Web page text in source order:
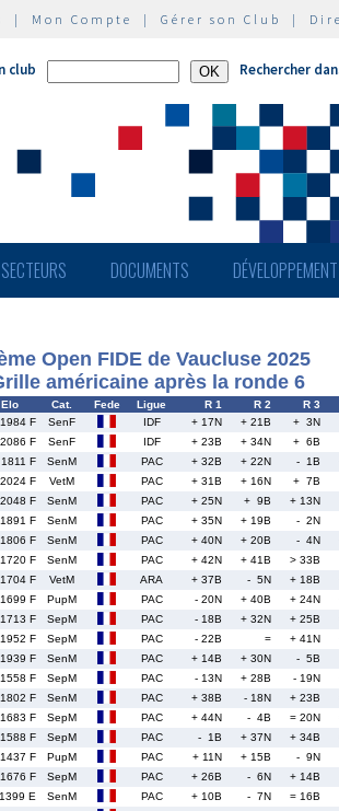
| Mon Compte | Gérer son Club |
club Rechercher
SECTEURS DOCUMENTS DÉVELOPPEMENT
Open FIDE de Vaucluse 2025
américaine après la ronde 6
Elo Cat. Fede Ligue R 1 R 2 R 3
1984 F SenF IDF + 17N + 21B + 3N
2086 F SenF IDF + 23B + 34N + 6B
1811 F SenM PAC + 32B + 22N - 1B
2024 F VetM PAC + 31B + 16N + 7B
2048 F SenM PAC + 25N + 9B + 13N
1891 F SenM PAC + 35N + 19B - 2N
1806 F SenM PAC + 40N + 20B - 4N
1720 F SenM PAC + 42N + 41B > 33B
1704 F VetM ARA + 37B - 5N + 18B
1699 F PupM PAC - 20N + 40B + 24N
1713 F SepM PAC - 18B + 32N + 25B
1952 F SepM PAC - 22B = + 41N
1939 F SenM PAC + 14B + 30N - 5B
1558 F SepM PAC - 13N + 28B - 19N
1802 F SenM PAC + 38B - 18N + 23B
1683 F SepM PAC + 44N - 4B = 20N
1588 F SepM PAC - 1B + 37N + 34B
1437 F PupM PAC + 11N + 15B - 9N
1676 F SepM PAC + 26B - 6N + 14B
1399 E SenM PAC + 10B - 7N = 16B